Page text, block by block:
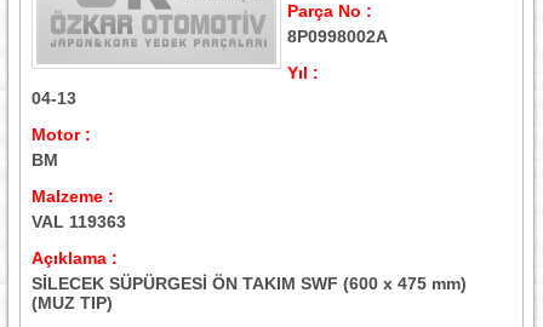
Parça No :
8P0998002A
Yıl :
04-13
Motor :
BM
Malzeme :
VAL 119363
Açıklama :
SİLECEK SÜPÜRGESİ ÖN TAKIM SWF (600 x 475 mm)
(MUZ TIP)